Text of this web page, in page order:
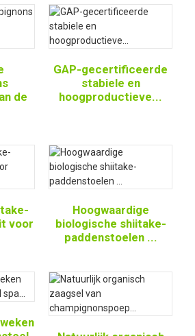
de
GAP-gecertificeerde
stabiele en
hoogproductieve...
voor
Hoogwaardige
biologische shiitake-
paddenstoelen ...